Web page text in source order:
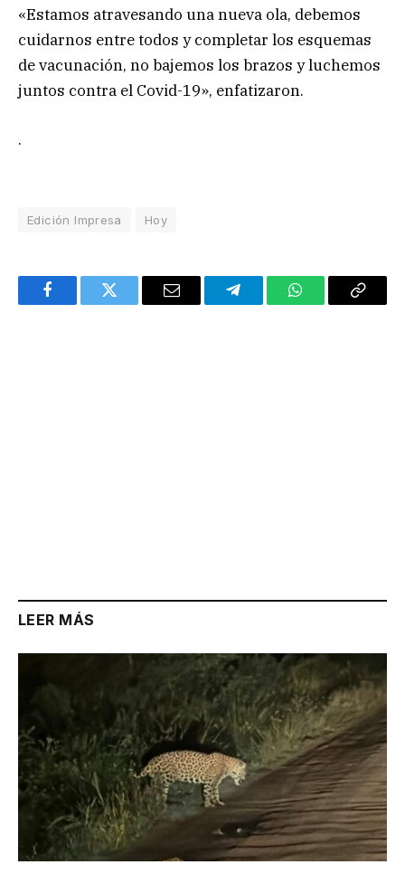
«Estamos atravesando una nueva ola, debemos
cuidarnos entre todos y completar los esquemas
de vacunación, no bajemos los brazos y luchemos
juntos contra el Covid-19», enfatizaron.
.
Edición Impresa Hoy
FacebookTwitter Email TelegramWhatsAppCopy
LEER MÁS